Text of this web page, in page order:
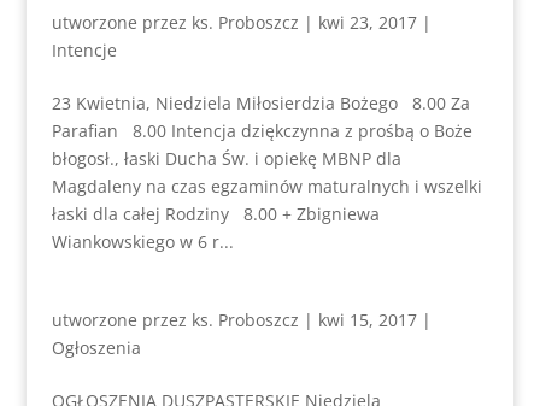
utworzone przez ks. Proboszcz | kwi 23, 2017|
Intencje
23 Kwietnia, Niedziela Miłosierdzia Bożego 8.00 Za
Parafian 8.00 Intencja dziękczynna z prośbą o Boże
błogosł., łaski Ducha Św. i opiekę MBNP dla
Magdaleny na czas egzaminów maturalnych i wszelki
łaski dla całej Rodziny 8.00 + Zbigniewa
Wiankowskiego w 6 r...
utworzone przez ks. Proboszcz | kwi 15, 2017|
Ogłoszenia
OGŁOSZENIA DUSZPASTERSKIE Niedziela